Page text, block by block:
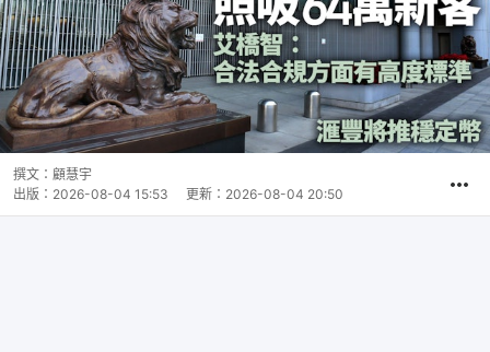
撰文： 顧慧宇
出版： 2026-08-04 15:53 更新： 2026-08-04 20:50